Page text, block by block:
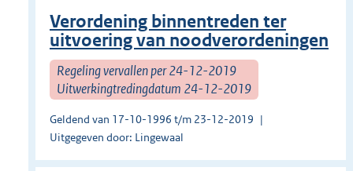
Verordening binnentreden ter
uitvoering van noodverordeningen
Regeling vervallen per 24-12-2019
Uitwerkingtredingdatum 24-12-2019
Geldend van 17-10-1996 t/m 23-12-2019
Uitgegeven door: Lingewaal